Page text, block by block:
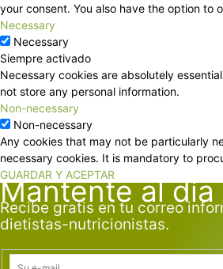
your consent. You also have the option
Necessary
Necessary
Siempre activado
Necessary cookies are absolutely
not store any personal information.
Non-necessary
Non-necessary
Any cookies that may not be particularly
necessary cookies. It is mandatory to
GUARDAR Y ACEPTAR
Mantente al
Recibe gratis en tu correo
dietistas-nutricionistas.